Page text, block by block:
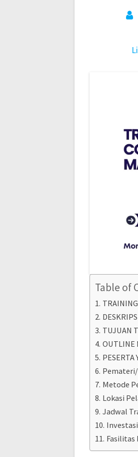
Table of
TUJUAN
OUTLINE
Metode
Lokasi
Jadwal
Fasilitas